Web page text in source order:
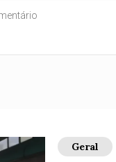
Geral